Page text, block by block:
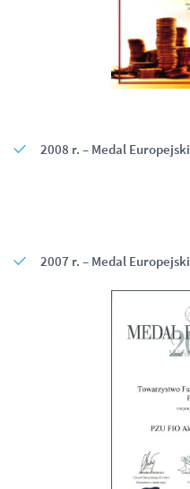
2008 r. – Medal Europejski
2007 r. – Medal Europejski